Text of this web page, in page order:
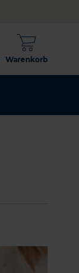
Warenkorb